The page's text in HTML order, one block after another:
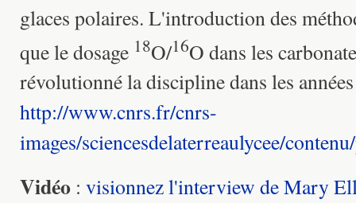
glaces polaires. L'introduction des
que le dosage 18O/16O dans les
révolutionné la discipline dans les
http://www.cnrs.fr/cnrs-
images/sciencesdelaterreaulycee/
Vidéo : visionnez l'interview de Mary